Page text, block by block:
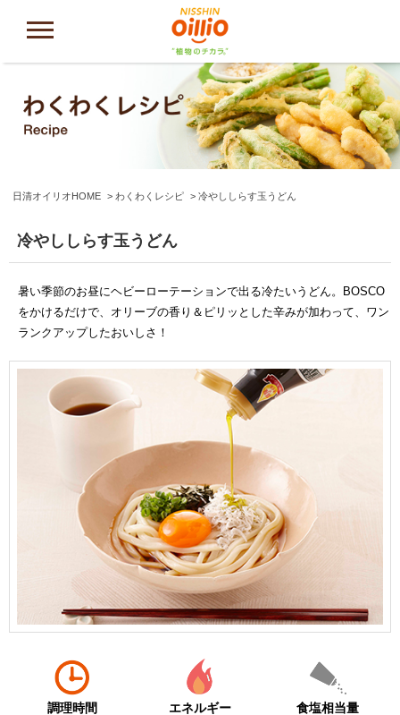
日清オイリオHOME わくわくレシピ 冷やししらす玉うどん
冷やししらす玉うどん
暑い季節のお昼にヘビーローテーションで出る冷たいうどん。BOSCO
をかけるだけで、オリーブの香り＆ピリッとした辛みが加わって、ワン
ランクアップしたおいしさ！
調理時間 エネルギー 食塩相当量